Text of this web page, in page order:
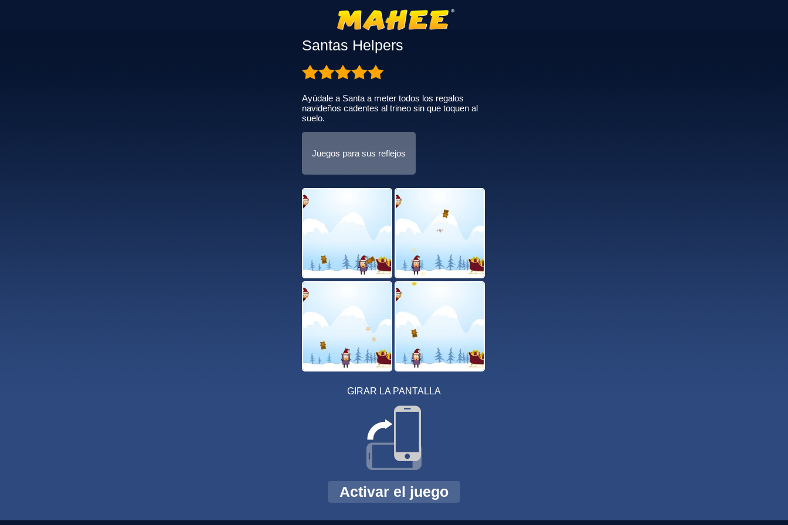
Santas Helpers
Ayúdale a Santa a meter todos los regalos
navideños cadentes al trineo sin que toquen al
suelo.
Juegos para sus reflejos
GIRAR LA PANTALLA
Activar el juego